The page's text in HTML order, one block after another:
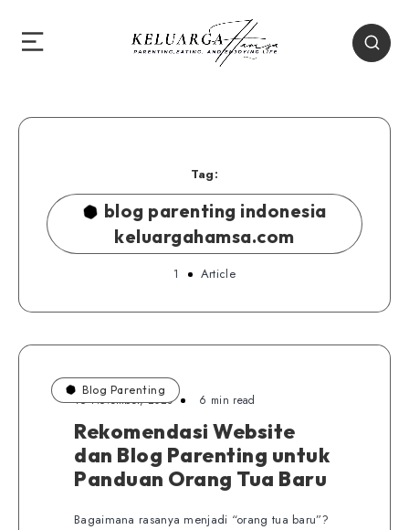
Tag:
blog parenting indonesia
keluargahamsa.com
1 Article
Blog Parenting
16 November, 2020 6 min read
Rekomendasi Website
dan Blog Parenting untuk
Panduan Orang Tua Baru
Bagaimana rasanya menjadi “orang tua baru”?